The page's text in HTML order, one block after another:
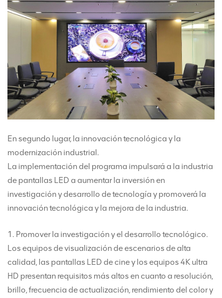
En segundo lugar, la innovación tecnológica y la
modernización industrial.
La implementación del programa impulsará a la industria
de pantallas LED a aumentar la inversión en
investigación y desarrollo de tecnología y promoverá la
innovación tecnológica y la mejora de la industria.
1. Promover la investigación y el desarrollo tecnológico.
Los equipos de visualización de escenarios de alta
calidad, las pantallas LED de cine y los equipos 4K ultra
HD presentan requisitos más altos en cuanto a resolución,
brillo, frecuencia de actualización, rendimiento del color y